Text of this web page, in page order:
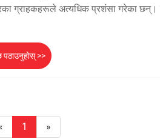
ग्राहकहरूले अत्यधिक प्रशंसा गरेका छन्।
पठाउनुहोस् >>
1 »